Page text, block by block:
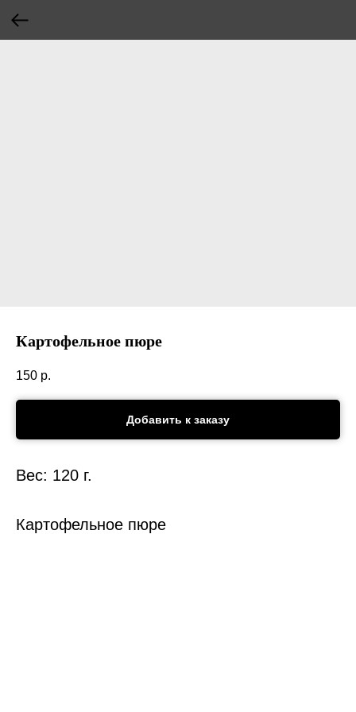
Картофельное пюре
150 р.
Добавить к заказу
Вес: 120 г.
Картофельное пюре